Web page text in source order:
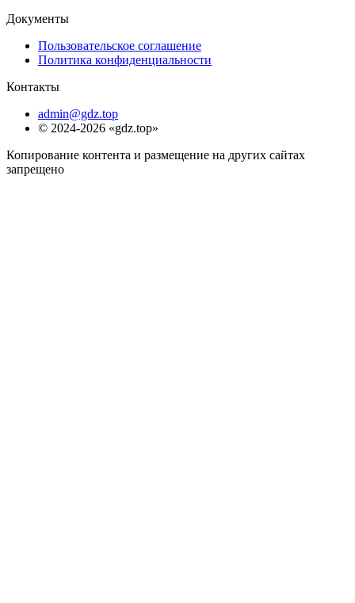
Документы
Пользовательское соглашение
Политика конфиденциальности
Контакты
admin@gdz.top
© 2024-2026 «gdz.top»
Копирование контента и размещение на других сайтах
запрещено